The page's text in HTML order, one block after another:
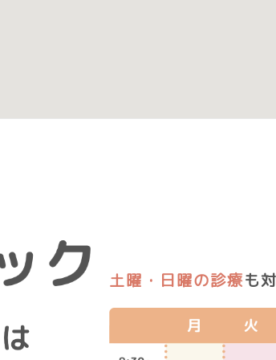
土曜・日曜の診療も